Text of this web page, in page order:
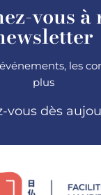
vous à
les
plus
vous dès